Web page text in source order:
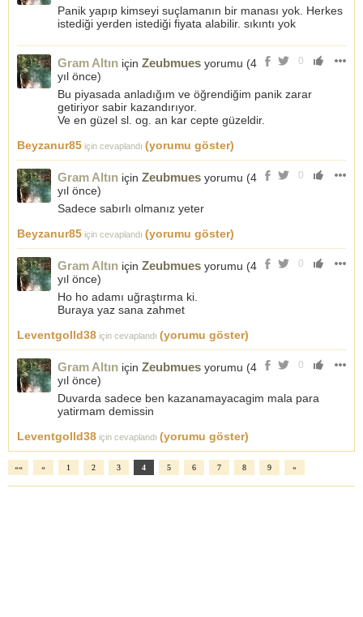
Panik yapıp kimseyi suçlamanın bir manası yok. Herkes
istediği yerden istediği fiyata alabilir. sıkıntı yok
0
Gram Altın için Zeubmues yorumu (4
yıl önce)
Bu piyasada anladığım ve öğrendiğim panik zarar
getiriyor sabir kazandırıyor.
Ve en güzel sl. og. an kar cepte güzeldir.
Beyzanur85 için cevaplandı (yorumu göster)
0
Gram Altın için Zeubmues yorumu (4
yıl önce)
Sadece sabırlı olmanız yeter
Beyzanur85 için cevaplandı (yorumu göster)
0
Gram Altın için Zeubmues yorumu (4
yıl önce)
Ho ho adamı uğraştırma ki.
Buraya yaz sana zahmet
Leventgolld38 için cevaplandı (yorumu göster)
0
Gram Altın için Zeubmues yorumu (4
yıl önce)
Duvarda sadece ben kazanamayacagim mala para
yatirmam demissin
Leventgolld38 için cevaplandı (yorumu göster)
«« « 1 2 3 4 5 6 7 8 9 »